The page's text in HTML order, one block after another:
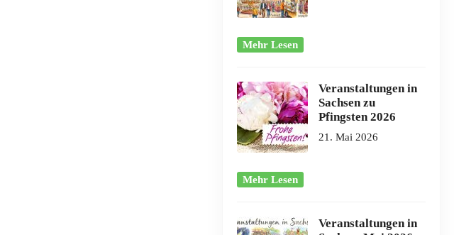
Mehr Lesen
Veranstaltungen in
Sachsen zu
Pfingsten 2026
21. Mai 2026
Mehr Lesen
Veranstaltungen in